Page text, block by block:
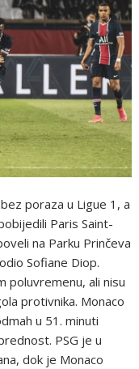
poraza u Ligue 1, a
Paris Saint-
na Parku Prinčeva
Sofiane Diop.
poluvremenu, ali nisu
protivnika. Monaco
u 51. minuti
PSG je u
dok je Monaco